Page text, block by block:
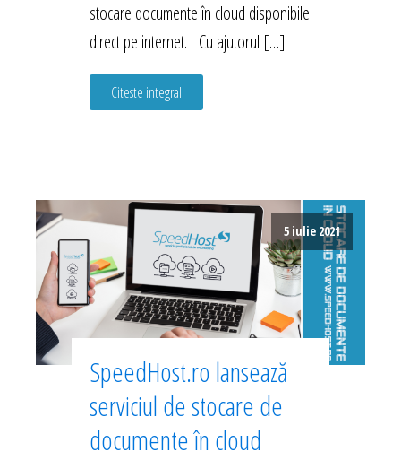
stocare documente în cloud disponibile
direct pe internet. Cu ajutorul […]
Citeste integral
5 iulie 2021
SpeedHost.ro lansează
serviciul de stocare de
documente în cloud